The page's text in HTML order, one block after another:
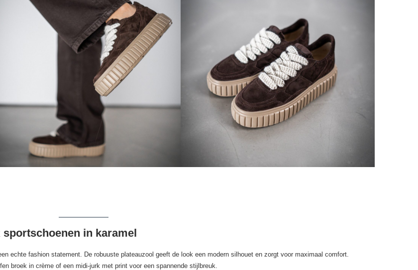
in karamel
echte fashion statement. De robuuste plateauzool geeft de look een modern silhouet en zorgt voor maximaal comfort.
broek in crème of een midi-jurk met print voor een spannende stijlbreuk.